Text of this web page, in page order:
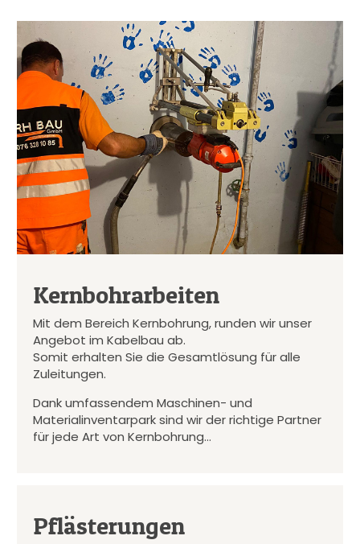
Kernbohrarbeiten
Mit dem Bereich Kernbohrung, runden wir unser
Angebot im Kabelbau ab.
Somit erhalten Sie die Gesamtlösung für alle
Zuleitungen.
Dank umfassendem Maschinen- und
Materialinventarpark sind wir der richtige Partner
für jede Art von Kernbohrung…
Pflästerungen